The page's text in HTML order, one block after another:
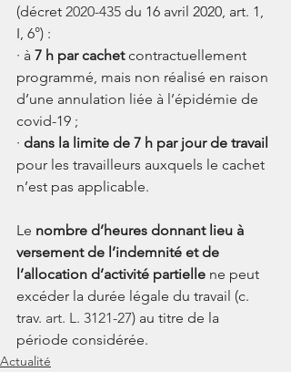
(décret 2020-435 du 16 avril 2020, art. 1,
I, 6°) :
· à 7 h par cachet contractuellement
programmé, mais non réalisé en raison
d’une annulation liée à l’épidémie de
covid-19 ;
· dans la limite de 7 h par jour de travail
pour les travailleurs auxquels le cachet
n’est pas applicable.
Le nombre d’heures donnant lieu à
versement de l’indemnité et de
l’allocation d’activité partielle ne peut
excéder la durée légale du travail (c.
trav. art. L. 3121-27) au titre de la
période considérée.
Actualité